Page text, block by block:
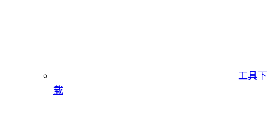
工具下
载